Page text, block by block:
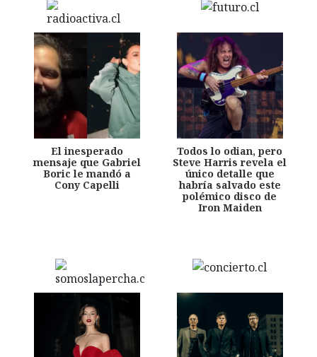
El inesperado
mensaje que Gabriel
Boric le mandó a
Cony Capelli
Todos lo odian, pero
Steve Harris revela el
único detalle que
habría salvado este
polémico disco de
Iron Maiden